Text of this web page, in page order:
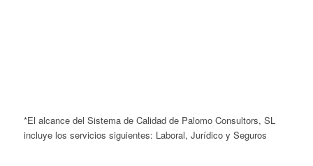
*El alcance del Sistema de Calidad de Palomo Consultors, SL
incluye los servicios siguientes: Laboral, Jurídico y Seguros